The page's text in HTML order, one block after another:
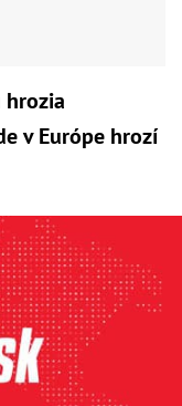
hrozia
v Európe hrozí